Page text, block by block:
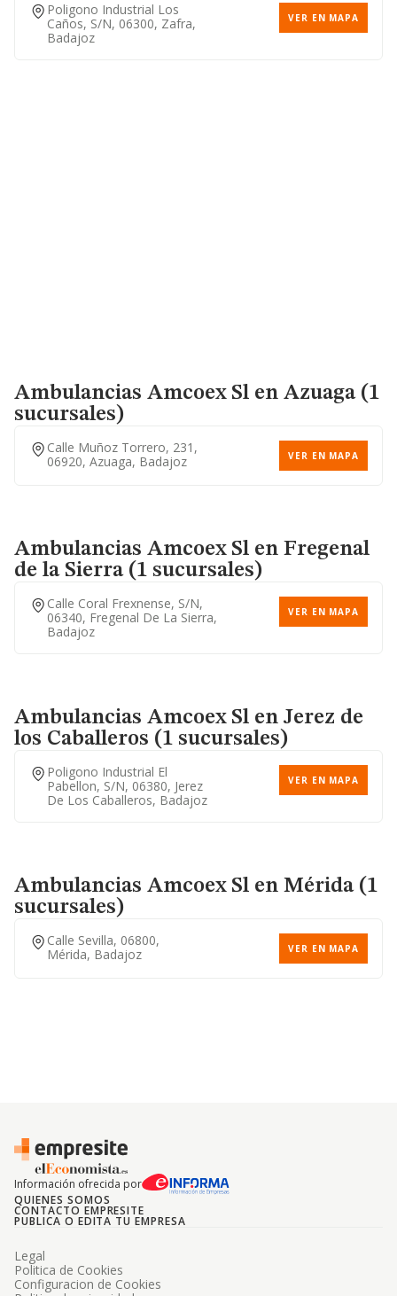
Poligono Industrial Los
Caños, S/n, 06300, Zafra,
Badajoz
VER EN MAPA
Ambulancias Amcoex Sl en Azuaga (1
sucursales)
Calle Muñoz Torrero, 231,
06920, Azuaga, Badajoz
VER EN MAPA
Ambulancias Amcoex Sl en Fregenal
de la Sierra (1 sucursales)
Calle Coral Frexnense, S/n,
06340, Fregenal De La Sierra,
Badajoz
VER EN MAPA
Ambulancias Amcoex Sl en Jerez de
los Caballeros (1 sucursales)
Poligono Industrial El
Pabellon, S/n, 06380, Jerez
De Los Caballeros, Badajoz
VER EN MAPA
Ambulancias Amcoex Sl en Mérida (1
sucursales)
Calle Sevilla, 06800,
Mérida, Badajoz
VER EN MAPA
Información ofrecida por
QUIENES SOMOS
CONTACTO EMPRESITE
PUBLICA O EDITA TU EMPRESA
Legal
Politica de Cookies
Configuracion de Cookies